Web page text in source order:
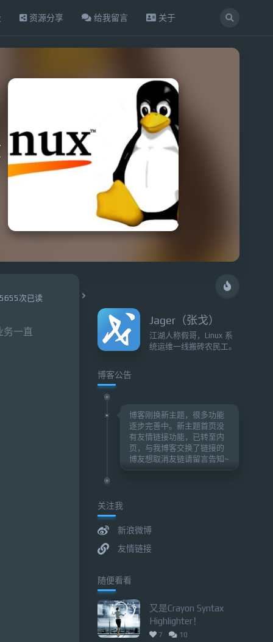
资源分享 给我留言 关于
次已读
务一直
Jager（张戈）
江湖人称假哥，Linux 系
统运维一线搬砖农民工。
博客公告
博客刚换新主题，很多功能
逐步完善中。新主题首页没
有友情链接功能，已转至内
页，与我博客交换了链接的
博友想取消友链请留言告知~
关注我
新浪微博
友情链接
随便看看
又是Crayon Syntax
Highlighter！
7 10